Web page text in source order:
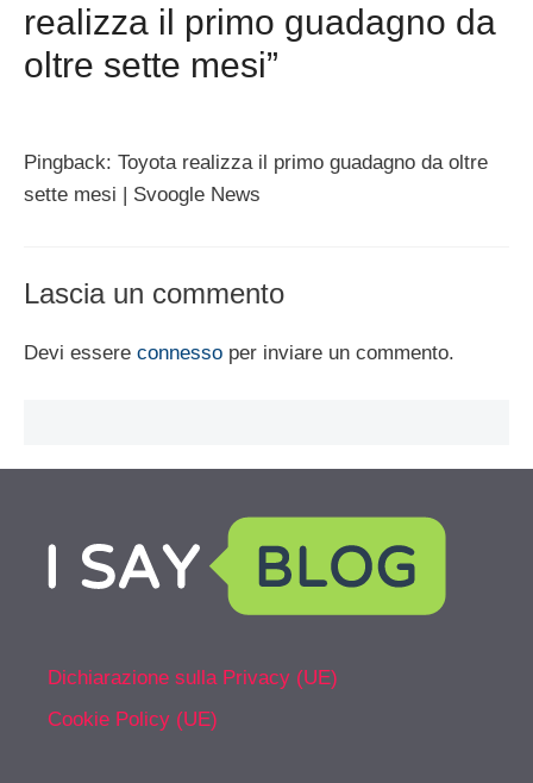
realizza il primo guadagno da
oltre sette mesi”
Pingback: Toyota realizza il primo guadagno da oltre
sette mesi | Svoogle News
Lascia un commento
Devi essere connesso per inviare un commento.
Dichiarazione sulla Privacy (UE)
Cookie Policy (UE)